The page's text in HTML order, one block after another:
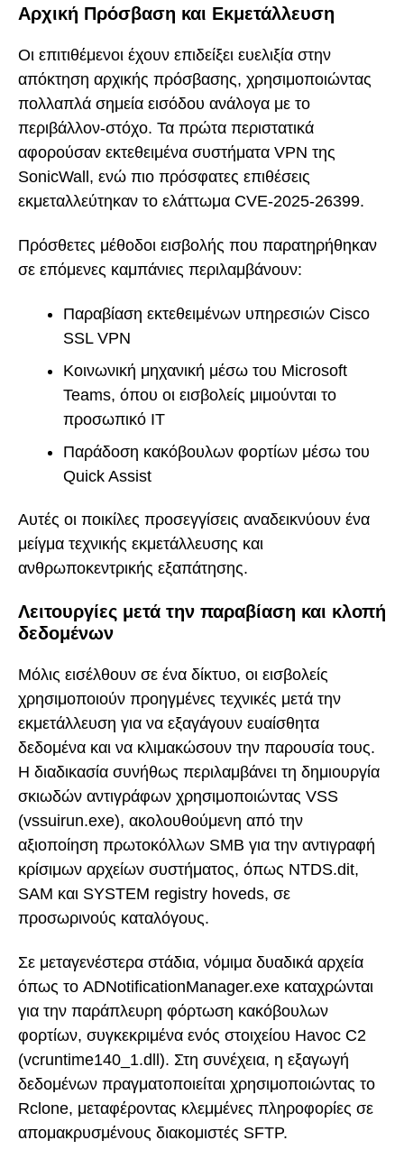
Αρχική Πρόσβαση και Εκμετάλλευση
Οι επιτιθέμενοι έχουν επιδείξει ευελιξία στην
απόκτηση αρχικής πρόσβασης, χρησιμοποιώντας
πολλαπλά σημεία εισόδου ανάλογα με το
περιβάλλον-στόχο. Τα πρώτα περιστατικά
αφορούσαν εκτεθειμένα συστήματα VPN της
SonicWall, ενώ πιο πρόσφατες επιθέσεις
εκμεταλλεύτηκαν το ελάττωμα CVE-2025-26399.
Πρόσθετες μέθοδοι εισβολής που παρατηρήθηκαν
σε επόμενες καμπάνιες περιλαμβάνουν:
Παραβίαση εκτεθειμένων υπηρεσιών Cisco
SSL VPN
Κοινωνική μηχανική μέσω του Microsoft
Teams, όπου οι εισβολείς μιμούνται το
προσωπικό IT
Παράδοση κακόβουλων φορτίων μέσω του
Quick Assist
Αυτές οι ποικίλες προσεγγίσεις αναδεικνύουν ένα
μείγμα τεχνικής εκμετάλλευσης και
ανθρωποκεντρικής εξαπάτησης.
Λειτουργίες μετά την παραβίαση και κλοπή
δεδομένων
Μόλις εισέλθουν σε ένα δίκτυο, οι εισβολείς
χρησιμοποιούν προηγμένες τεχνικές μετά την
εκμετάλλευση για να εξαγάγουν ευαίσθητα
δεδομένα και να κλιμακώσουν την παρουσία τους.
Η διαδικασία συνήθως περιλαμβάνει τη δημιουργία
σκιωδών αντιγράφων χρησιμοποιώντας VSS
(vssuirun.exe), ακολουθούμενη από την
αξιοποίηση πρωτοκόλλων SMB για την αντιγραφή
κρίσιμων αρχείων συστήματος, όπως NTDS.dit,
SAM και SYSTEM registry hoveds, σε
προσωρινούς καταλόγους.
Σε μεταγενέστερα στάδια, νόμιμα δυαδικά αρχεία
όπως το ADNotificationManager.exe καταχρώνται
για την παράπλευρη φόρτωση κακόβουλων
φορτίων, συγκεκριμένα ενός στοιχείου Havoc C2
(vcruntime140_1.dll). Στη συνέχεια, η εξαγωγή
δεδομένων πραγματοποιείται χρησιμοποιώντας το
Rclone, μεταφέροντας κλεμμένες πληροφορίες σε
απομακρυσμένους διακομιστές SFTP.